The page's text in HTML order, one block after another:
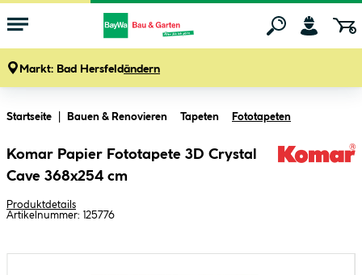
Markt: Bad Hersfeldändern
Startseite Bauen & Renovieren Tapeten Fototapeten
Komar Papier Fototapete 3D Crystal
Cave 368x254 cm
Produktdetails
Artikelnummer: 125776